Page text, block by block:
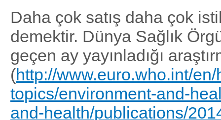
Daha çok satış daha çok
demektir. Dünya Sağlık
geçen ay yayınladığı
(http://www.euro.who.int/
topics/environment-and-
and-health/publications/